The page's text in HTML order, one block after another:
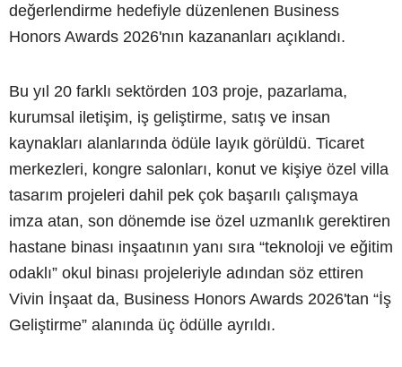
değerlendirme hedefiyle düzenlenen Business
Honors Awards 2026'nın kazananları açıklandı.
Bu yıl 20 farklı sektörden 103 proje, pazarlama,
kurumsal iletişim, iş geliştirme, satış ve insan
kaynakları alanlarında ödüle layık görüldü. Ticaret
merkezleri, kongre salonları, konut ve kişiye özel villa
tasarım projeleri dahil pek çok başarılı çalışmaya
imza atan, son dönemde ise özel uzmanlık gerektiren
hastane binası inşaatının yanı sıra “teknoloji ve eğitim
odaklı” okul binası projeleriyle adından söz ettiren
Vivin İnşaat da, Business Honors Awards 2026'tan “İş
Geliştirme” alanında üç ödülle ayrıldı.